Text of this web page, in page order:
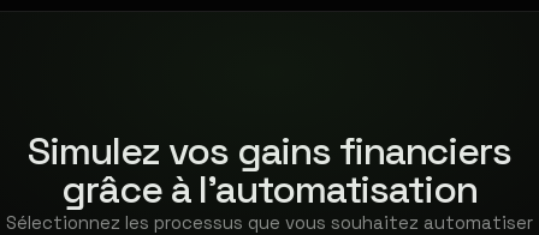
Simulez vos gains financiers
grâce à l'automatisation
Sélectionnez les processus que vous souhaitez automatiser